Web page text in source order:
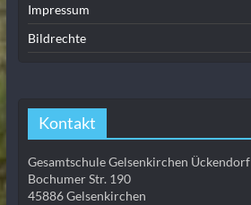
Impressum
Bildrechte
Kontakt
Gesamtschule Gelsenkirchen Ückendorf
Bochumer Str. 190
45886 Gelsenkirchen